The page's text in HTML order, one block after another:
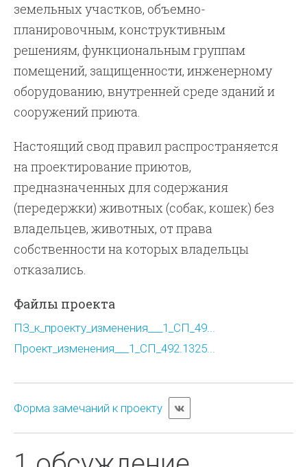
земельных участков, объемно-
планировочным, конструктивным
решениям, функциональным группам
помещений, защищенности, инженерному
оборудованию, внутренней среде зданий и
сооружений приюта.
Настоящий свод правил распространяется
на проектирование приютов,
предназначенных для содержания
(передержки) животных (собак, кошек) без
владельцев, животных, от права
собственности на которых владельцы
отказались.
Файлы проекта
ПЗ_к_проекту_изменения___1_СП_49...
Проект_изменения___1_СП_492.1325...
Форма замечаний к проекту